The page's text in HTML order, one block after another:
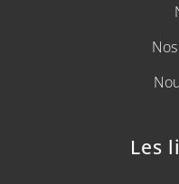
Les